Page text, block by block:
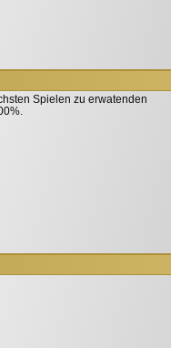
Spielen zu erwatenden